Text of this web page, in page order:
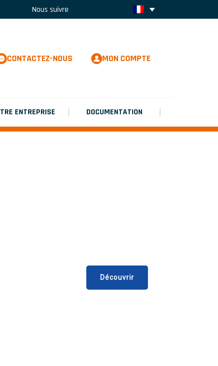
Nous suivre
CONTACTEZ-NOUS MON COMPTE
ENTREPRISE DOCUMENTATION
Découvrir